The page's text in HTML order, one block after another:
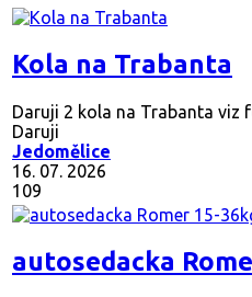
Kola na Trabanta
Daruji 2 kola na Trabanta viz
Daruji
Jedomělice
16. 07. 2026
109
autosedacka